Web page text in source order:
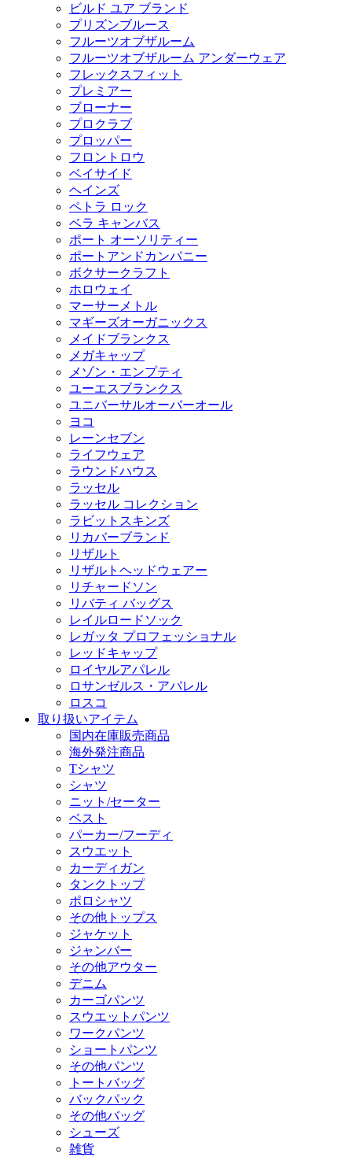
ビルド ユア ブランド
プリズンブルース
フルーツオブザルーム
フルーツオブザルーム アンダーウェア
フレックスフィット
プレミアー
ブローナー
プロクラブ
プロッパー
フロントロウ
ベイサイド
ヘインズ
ペトラ ロック
ベラ キャンバス
ポート オーソリティー
ポートアンドカンパニー
ボクサークラフト
ホロウェイ
マーサーメトル
マギーズオーガニックス
メイドブランクス
メガキャップ
メゾン・エンプティ
ユーエスブランクス
ユニバーサルオーバーオール
ヨコ
レーンセブン
ライフウェア
ラウンドハウス
ラッセル
ラッセル コレクション
ラビットスキンズ
リカバーブランド
リザルト
リザルトヘッドウェアー
リチャードソン
リバティ バッグス
レイルロードソック
レガッタ プロフェッショナル
レッドキャップ
ロイヤルアパレル
ロサンゼルス・アパレル
ロスコ
取り扱いアイテム
国内在庫販売商品
海外発注商品
Tシャツ
シャツ
ニット/セーター
ベスト
パーカー/フーディ
スウエット
カーディガン
タンクトップ
ポロシャツ
その他トップス
ジャケット
ジャンバー
その他アウター
デニム
カーゴパンツ
スウエットパンツ
ワークパンツ
ショートパンツ
その他パンツ
トートバッグ
バックパック
その他バッグ
シューズ
雑貨